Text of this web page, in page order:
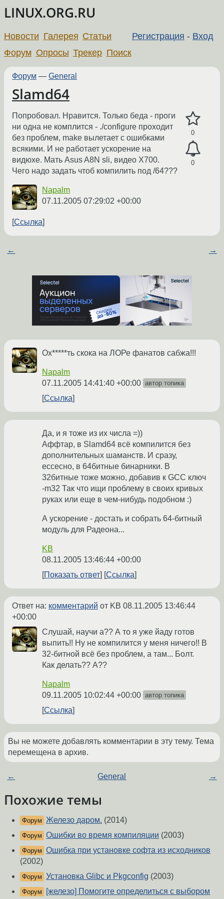
LINUX.ORG.RU
Регистрация - Вход
Новости Галерея Статьи
Форум Опросы Трекер Поиск
Форум — General
Slamd64
0
0
Попробовал. Нравится. Только беда - проги
ни одна не комплится - ./configure проходит
без проблем, make вылетает с ошибками
всякими. И не работает ускорение на
видюхе. Мать Asus A8N sli, видео X700.
Чего надо задать чтоб компилить под /64???
Napalm
07.11.2005 07:29:02 +00:00
Ссылка
← →
Ох*****ть скока на ЛОРе фанатов сабжа!!!
Napalm
07.11.2005 14:41:40 +00:00 автор топика
Ссылка
Да, и я тоже из их числа =))
Аффтар, в Slamd64 всё компилится без
дополнительных шаманств. И сразу,
ессесно, в 64битные бинарники. В
32битные тоже можно, добавив к GCC ключ
-m32 Так что ищи проблему в своих кривых
руках или еще в чем-нибудь подобном :)
А ускорение - достать и собрать 64-битный
модуль для Радеона...
KB
08.11.2005 13:46:44 +00:00
Показать ответ
Ссылка
Ответ на: комментарий от KB 08.11.2005 13:46:44
+00:00
Слушай, научи а?? А то я уже йаду готов
выпить!! Ну не компилится у меня ничего!! В
32-битной всё без проблем, а там... Болт.
Как делать?? А??
Napalm
09.11.2005 10:02:44 +00:00 автор топика
Ссылка
Вы не можете добавлять комментарии в эту тему. Тема
перемещена в архив.
← General →
Похожие темы
Форум Железо даром. (2014)
Форум Ошибки во время компиляции (2003)
Форум Ошибка при установке софта из исходников
(2002)
Форум Установка Glibc и Pkgconfig (2003)
Форум
[железо] Помогите определиться с выбором